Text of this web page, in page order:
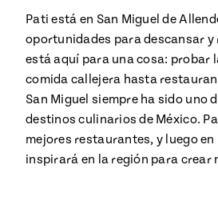
of Real
Pati está en San Miguel de
oportunidades para descansar y
está aquí para una cosa: probar
comida callejera hasta
San Miguel siempre ha sido uno
destinos culinarios de México.
mejores restaurantes, y luego en
inspirará en la región para crear